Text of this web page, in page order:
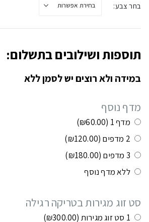
בחר צבע
תוספות ושילובים בתשלום:
במידה ולא רוצים יש לסמן ללא
מדף נוסף
(₪60.00)
(₪120.00)
(₪180.00)
ללא מדף נוסף
סט זוג מגירות בטריקה רגילה
(₪300.00)